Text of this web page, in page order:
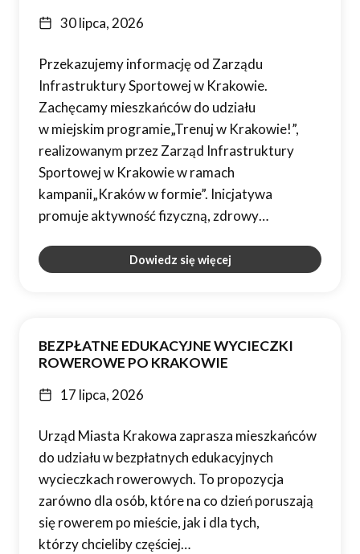
30 lipca, 2026
Przekazujemy informację od Zarządu
Infrastruktury Sportowej w Krakowie.
Zachęcamy mieszkańców do udziału
w miejskim programie„Trenuj w Krakowie!”,
realizowanym przez Zarząd Infrastruktury
Sportowej w Krakowie w ramach
kampanii„Kraków w formie”. Inicjatywa
promuje aktywność fizyczną, zdrowy…
Dowiedz się więcej
BEZPŁATNE EDUKACYJNE WYCIECZKI
ROWEROWE PO KRAKOWIE
17 lipca, 2026
Urząd Miasta Krakowa zaprasza mieszkańców
do udziału w bezpłatnych edukacyjnych
wycieczkach rowerowych. To propozycja
zarówno dla osób, które na co dzień poruszają
się rowerem po mieście, jak i dla tych,
którzy chcieliby częściej…